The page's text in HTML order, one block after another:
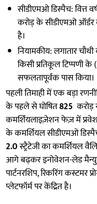
सीडीएमओ डिस्पैच: वित्त
करोड़ के सीडीएमओ ऑर्डर
है।
नियामकीय: लगातार
किसी प्रतिकूल टिप्पणी के (
सफलतापूर्वक पास किया।
पहली तिमाही में एक बड़ा
के पहले से घोषित825
कमर्शियलाइज़ेशन फेज़ में
के कमर्शियल सीडीएमओ
2.0स्ट्रैटेजी का कमर्शियल
आगे बढ़कर इनोवेशन-लेड
पार्टनरशिप, रिकरिंग
प्लेटफॉर्म पर केंद्रित है।